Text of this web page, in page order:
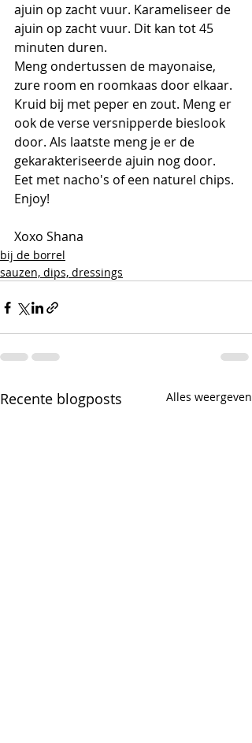
ajuin op zacht vuur. Karameliseer de
ajuin op zacht vuur. Dit kan tot 45
minuten duren.
Meng ondertussen de mayonaise,
zure room en roomkaas door elkaar.
Kruid bij met peper en zout. Meng er
ook de verse versnipperde bieslook
door. Als laatste meng je er de
gekarakteriseerde ajuin nog door.
Eet met nacho's of een naturel chips.
Enjoy!
Xoxo Shana
bij de borrel
sauzen, dips, dressings
Recente blogposts Alles weergeven